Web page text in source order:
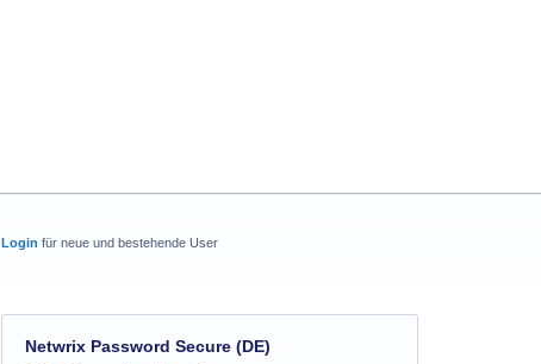
Login für neue und bestehende User
Netwrix Password Secure (DE)